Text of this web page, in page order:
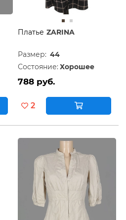
Платье ZARINA
Размер: 44
Состояние: Хорошее
788 руб.
2